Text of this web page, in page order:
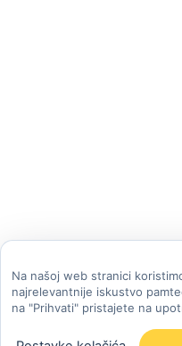
Na našoj web stranici
najrelevantnije iskustvo
na "Prihvati" pristajete na